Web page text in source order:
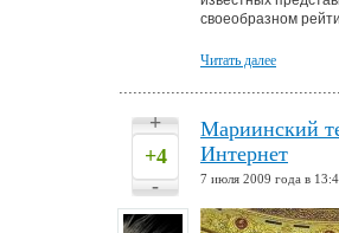
своеобразном
Читать далее
+
+4
-
Мариинский
Интернет
7 июля 2009 года в